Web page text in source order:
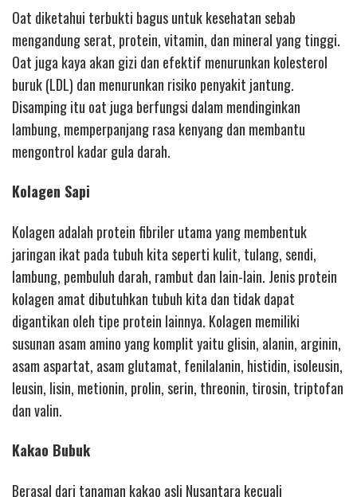
Oat diketahui terbukti bagus untuk kesehatan sebab
mengandung serat, protein, vitamin, dan mineral yang tinggi.
Oat juga kaya akan gizi dan efektif menurunkan kolesterol
buruk (LDL) dan menurunkan risiko penyakit jantung.
Disamping itu oat juga berfungsi dalam mendinginkan
lambung, memperpanjang rasa kenyang dan membantu
mengontrol kadar gula darah.
Kolagen Sapi
Kolagen adalah protein fibriler utama yang membentuk
jaringan ikat pada tubuh kita seperti kulit, tulang, sendi,
lambung, pembuluh darah, rambut dan lain-lain. Jenis protein
kolagen amat dibutuhkan tubuh kita dan tidak dapat
digantikan oleh tipe protein lainnya. Kolagen memiliki
susunan asam amino yang komplit yaitu glisin, alanin, arginin,
asam aspartat, asam glutamat, fenilalanin, histidin, isoleusin,
leusin, lisin, metionin, prolin, serin, threonin, tirosin, triptofan
dan valin.
Kakao Bubuk
Berasal dari tanaman kakao asli Nusantara kecuali